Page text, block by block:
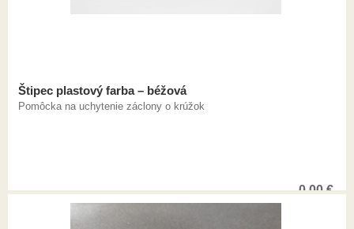
Štipec plastový farba – béžová
Pomôcka na uchytenie záclony o krúžok
0,00€